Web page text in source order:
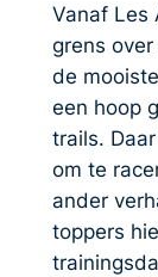
Vanaf Les
grens
de
een hoop
trails.
om te
ander
toppers